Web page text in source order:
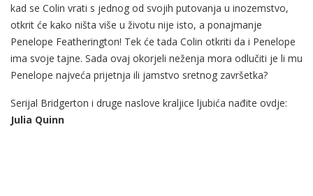
kad se Colin vrati s jednog od svojih putovanja u inozemstvo,
otkrit će kako ništa više u životu nije isto, a ponajmanje
Penelope Featherington! Tek će tada Colin otkriti da i Penelope
ima svoje tajne. Sada ovaj okorjeli neženja mora odlučiti je li mu
Penelope najveća prijetnja ili jamstvo sretnog završetka?
Serijal Bridgerton i druge naslove kraljice ljubića nađite ovdje:
Julia Quinn